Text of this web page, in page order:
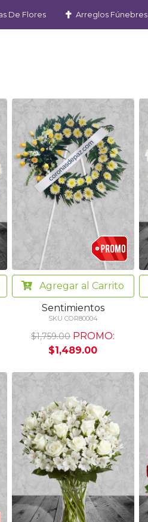
De Flores Arreglos Fúnebres
Agregaral Carrito
Sentimientos
SKU COR80004
$1,759.00 PROMO:
$1,489.00